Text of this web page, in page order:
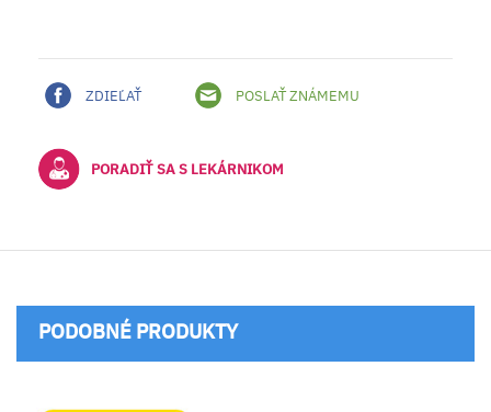
ZDIEĽAŤ POSLAŤ ZNÁMEMU
PORADIŤ SA S LEKÁRNIKOM
PODOBNÉ PRODUKTY